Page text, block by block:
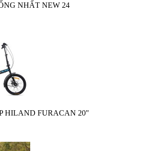
NHẤT NEW 24
HILAND FURACAN 20"